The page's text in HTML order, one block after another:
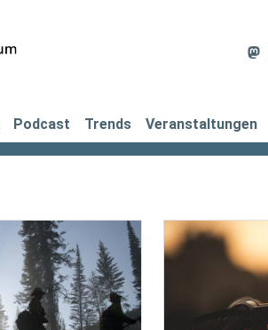
Podcast Trends Veranstaltungen